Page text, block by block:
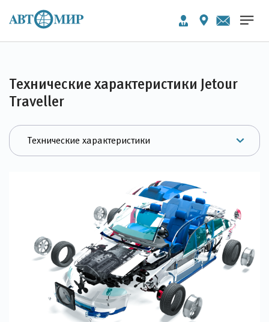
Технические характеристики Jetour
Traveller